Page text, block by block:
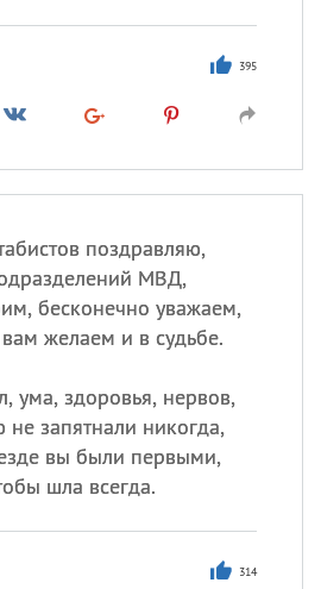
395
поздравляю,
МВД,
бесконечно уважаем,
желаем и в судьбе.
ума, здоровья, нервов,
не запятнали никогда,
вы были первыми,
шла всегда.
314